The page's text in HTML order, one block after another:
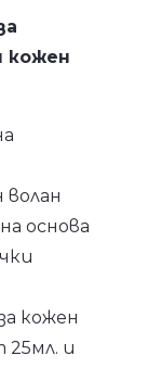
кожен
волан
основа
кожен
25мл. и